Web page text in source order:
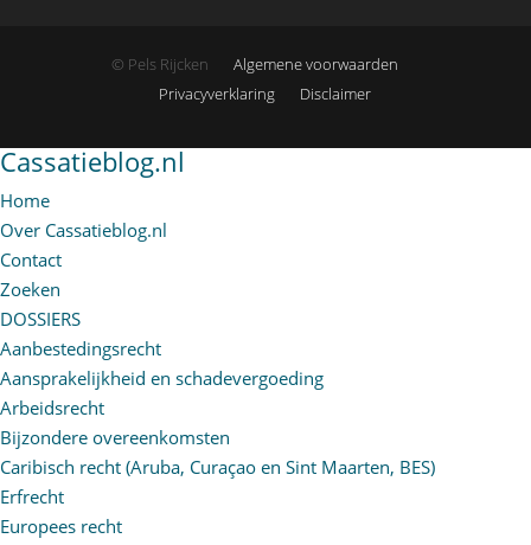
© Pels Rijcken
Algemene voorwaarden
Privacyverklaring
Disclaimer
Cassatieblog.nl
Home
Over Cassatieblog.nl
Contact
Zoeken
DOSSIERS
Aanbestedingsrecht
Aansprakelijkheid en schadevergoeding
Arbeidsrecht
Bijzondere overeenkomsten
Caribisch recht (Aruba, Curaçao en Sint Maarten, BES)
Erfrecht
Europees recht